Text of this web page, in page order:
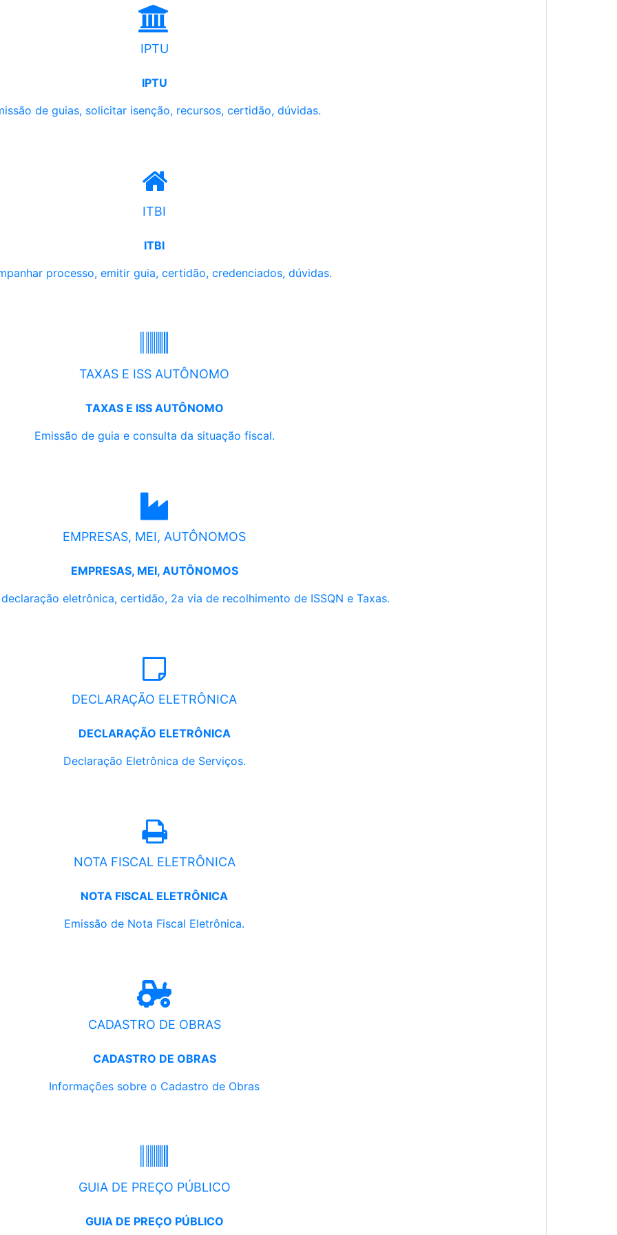
IPTU
IPTU
de guias, solicitar isenção, recursos, certidão, dúvidas.
ITBI
ITBI
processo, emitir guia, certidão, credenciados, dúvidas.
TAXAS E ISS AUTÔNOMO
TAXAS E ISS AUTÔNOMO
Emissão de guia e consulta da situação fiscal.
EMPRESAS, MEI, AUTÔNOMOS
EMPRESAS, MEI, AUTÔNOMOS
eletrônica, certidão, 2a via de recolhimento de ISSQN e Taxas.
DECLARAÇÃO ELETRÔNICA
DECLARAÇÃO ELETRÔNICA
Declaração Eletrônica de Serviços.
NOTA FISCAL ELETRÔNICA
NOTA FISCAL ELETRÔNICA
Emissão de Nota Fiscal Eletrônica.
CADASTRO DE OBRAS
CADASTRO DE OBRAS
Informações sobre o Cadastro de Obras
GUIA DE PREÇO PÚBLICO
GUIA DE PREÇO PÚBLICO